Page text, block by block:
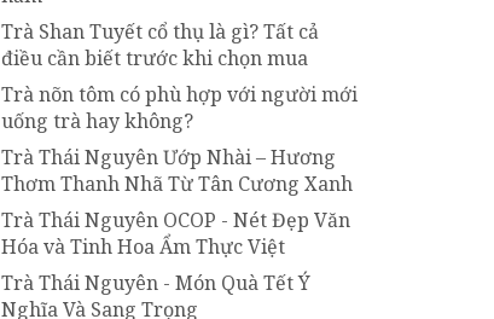
Trà Shan Tuyết cổ thụ là gì? Tất cả
điều cần biết trước khi chọn mua
Trà nõn tôm có phù hợp với người mới
uống trà hay không?
Trà Thái Nguyên Ướp Nhài – Hương
Thơm Thanh Nhã Từ Tân Cương Xanh
Trà Thái Nguyên OCOP - Nét Đẹp Văn
Hóa và Tinh Hoa Ẩm Thực Việt
Trà Thái Nguyên - Món Quà Tết Ý
Nghĩa Và Sang Trọng